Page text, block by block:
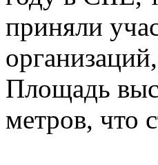
приняли
Площадь
метров, что